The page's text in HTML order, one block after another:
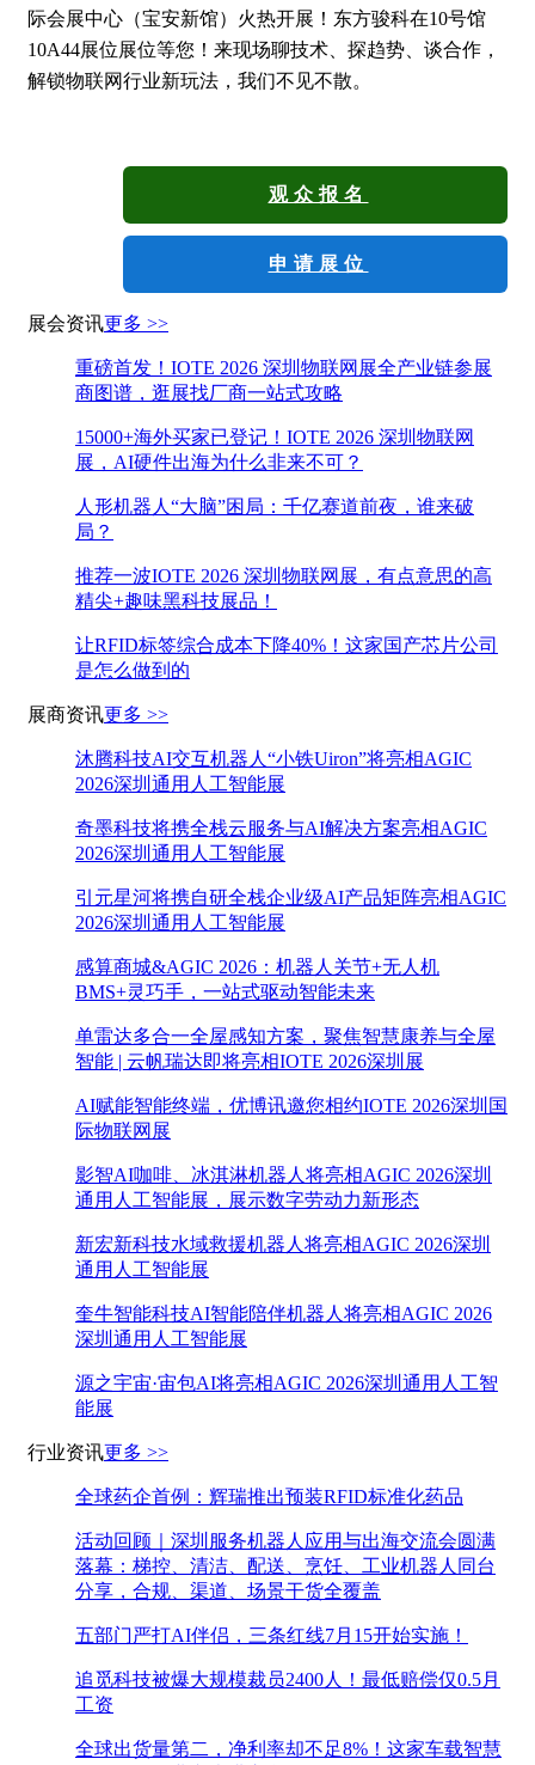
际会展中心（宝安新馆）火热开展！东方骏科在10号馆
10A44展位展位等您！来现场聊技术、探趋势、谈合作，
解锁物联网行业新玩法，我们不见不散。
观众报名
申请展位
展会资讯更多 >>
重磅首发！IOTE 2026 深圳物联网展全产业链参展
商图谱，逛展找厂商一站式攻略
15000+海外买家已登记！IOTE 2026 深圳物联网
展，AI硬件出海为什么非来不可？
人形机器人“大脑”困局：千亿赛道前夜，谁来破
局？
推荐一波IOTE 2026 深圳物联网展，有点意思的高
精尖+趣味黑科技展品！
让RFID标签综合成本下降40%！这家国产芯片公司
是怎么做到的
展商资讯更多 >>
沐腾科技AI交互机器人“小铁Uiron”将亮相AGIC
2026深圳通用人工智能展
奇墨科技将携全栈云服务与AI解决方案亮相AGIC
2026深圳通用人工智能展
引元星河将携自研全栈企业级AI产品矩阵亮相AGIC
2026深圳通用人工智能展
感算商城&AGIC 2026：机器人关节+无人机
BMS+灵巧手，一站式驱动智能未来
单雷达多合一全屋感知方案，聚焦智慧康养与全屋
智能 | 云帆瑞达即将亮相IOTE 2026深圳展
AI赋能智能终端，优博讯邀您相约IOTE 2026深圳国
际物联网展
影智AI咖啡、冰淇淋机器人将亮相AGIC 2026深圳
通用人工智能展，展示数字劳动力新形态
新宏新科技水域救援机器人将亮相AGIC 2026深圳
通用人工智能展
奎牛智能科技AI智能陪伴机器人将亮相AGIC 2026
深圳通用人工智能展
源之宇宙·宙包AI将亮相AGIC 2026深圳通用人工智
能展
行业资讯更多 >>
全球药企首例：辉瑞推出预装RFID标准化药品
活动回顾｜深圳服务机器人应用与出海交流会圆满
落幕：梯控、清洁、配送、烹饪、工业机器人同台
分享，合规、渠道、场景干货全覆盖
五部门严打AI伴侣，三条红线7月15开始实施！
追觅科技被爆大规模裁员2400人！最低赔偿仅0.5月
工资
全球出货量第二，净利率却不足8%！这家车载智慧